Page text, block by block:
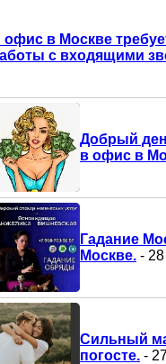
офис в Москве
с входящими
Добрый
в офис в
Гадание
Москве. -
Сильный
погосте. -